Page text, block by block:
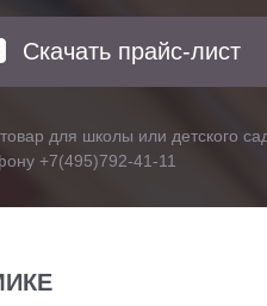
Скачать прайс-лист
для школы или детского
+7(495)792-41-11